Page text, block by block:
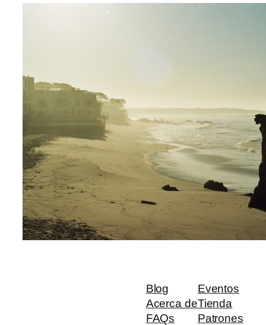
Blog
Acerca de
FAQs
Eventos
Tienda
Patrones